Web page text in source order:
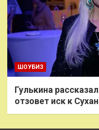
ШОУБИЗ
Гулькина
отзовет иск к